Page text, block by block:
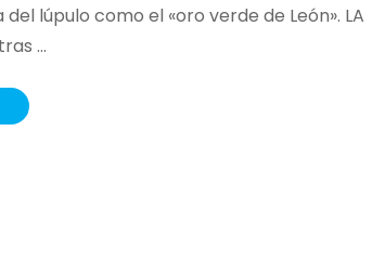
lúpulo como el «oro verde de León». LA
…